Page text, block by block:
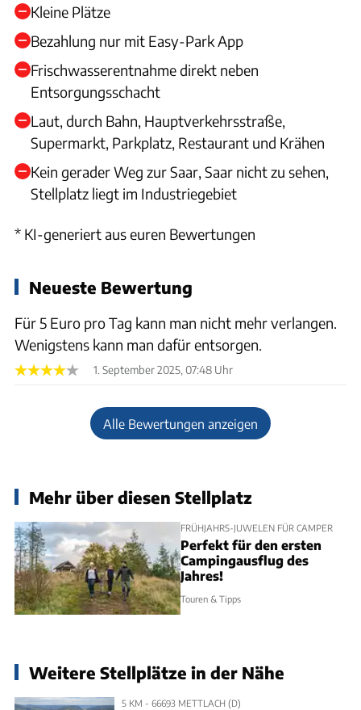
Kleine Plätze
Bezahlung nur mit Easy-Park App
Frischwasserentnahme direkt neben
Entsorgungsschacht
Laut, durch Bahn, Hauptverkehrsstraße,
Supermarkt, Parkplatz, Restaurant und Krähen
Kein gerader Weg zur Saar, Saar nicht zu sehen,
Stellplatz liegt im Industriegebiet
* KI-generiert aus euren Bewertungen
Neueste Bewertung
Für 5 Euro pro Tag kann man nicht mehr verlangen.
Wenigstens kann man dafür entsorgen.
1. September 2025, 07:48 Uhr
Alle Bewertungen anzeigen
Mehr über diesen Stellplatz
FRÜHJAHRS-JUWELEN FÜR CAMPER
Perfekt für den ersten
Campingausflug des
Jahres!
Touren & Tipps
Weitere Stellplätze in der Nähe
5 KM - 66693 METTLACH (D)